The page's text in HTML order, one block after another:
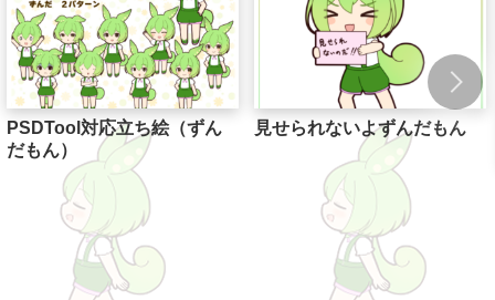
PSDTool対応立ち絵（ずん
だもん）
見せられないよずんだもん